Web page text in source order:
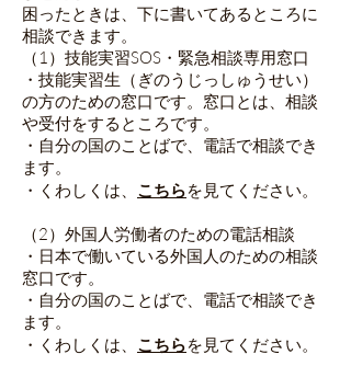
困ったときは、下に書いてあるところに
相談できます。
（1）技能実習SOS・緊急相談専用窓口
・技能実習生（ぎのうじっしゅうせい）
の方のための窓口です。窓口とは、相談
や受付をするところです。
・自分の国のことばで、電話で相談でき
ます。
・くわしくは、 こちらを見てください。
（2）外国人労働者のための電話相談
・日本で働いている外国人のための相談
窓口です。
・自分の国のことばで、電話で相談でき
ます。
・くわしくは、 こちらを見てください。